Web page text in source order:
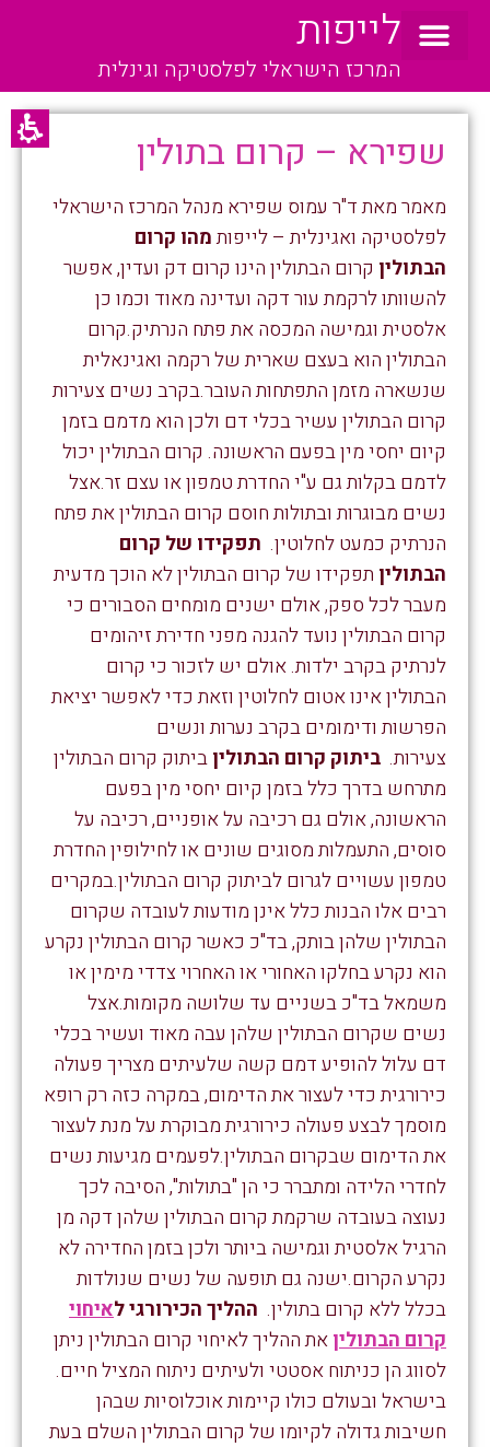
לייפות
המרכז הישראלי לפלסטיקה וגינלית
שפירא – קרום בתולין
מאמר מאת ד"ר עמוס שפירא מנהל המרכז הישראלי
לפלסטיקה ואגינלית – לייפותמהו קרום
הבתולין קרום הבתולין הינו קרום דק ועדין, אפשר
להשוותו לרקמת עור דקה ועדינה מאוד וכמו כן
אלסטית וגמישה המכסה את פתח הנרתיק.קרום
הבתולין הוא בעצם שארית של רקמה ואגינאלית
שנשארה מזמן התפתחות העובר.בקרב נשים צעירות
קרום הבתולין עשיר בכלי דם ולכן הוא מדמם בזמן
קיום יחסי מין בפעם הראשונה. קרום הבתולין יכול
לדמם בקלות גם ע"י החדרת טמפון או עצם זר.אצל
נשים מבוגרות ובתולות חוסם קרום הבתולין את פתח
הנרתיק כמעט לחלוטין. תפקידו של קרום
הבתולין תפקידו של קרום הבתולין לא הוכך מדעית
מעבר לכל ספק, אולם ישנים מומחים הסבורים כי
קרום הבתולין נועד להגנה מפני חדירת זיהומים
לנרתיק בקרב ילדות. אולם יש לזכור כי קרום
הבתולין אינו אטום לחלוטין וזאת כדי לאפשר יציאת
הפרשות ודימומים בקרב נערות ונשים
צעירות. ביתוק קרום הבתוליןביתוק קרום הבתולין
מתרחש בדרך כלל בזמן קיום יחסי מין בפעם
הראשונה, אולם גם רכיבה על אופניים, רכיבה על
סוסים, התעמלות מסוגים שונים או לחילופין החדרת
טמפון עשויים לגרום לביתוק קרום הבתולין.במקרים
רבים אלו הבנות כלל אינן מודעות לעובדה שקרום
הבתולין שלהן בותק, בד"כ כאשר קרום הבתולין נקרע
הוא נקרע בחלקו האחורי או האחרוי צדדי מימין או
משמאל בד"כ בשניים עד שלושה מקומות.אצל
נשים שקרום הבתולין שלהן עבה מאוד ועשיר בכלי
דם עלול להופיע דמם קשה שלעיתים מצריך פעולה
כירורגית כדי לעצור את הדימום, במקרה כזה רק רופא
מוסמך לבצע פעולה כירורגית מבוקרת על מנת לעצור
את הדימום שבקרום הבתולין.לפעמים מגיעות נשים
לחדרי הלידה ומתברר כי הן "בתולות", הסיבה לכך
נעוצה בעובדה שרקמת קרום הבתולין שלהן דקה מן
הרגיל אלסטית וגמישה ביותר ולכן בזמן החדירה לא
נקרע הקרום.ישנה גם תופעה של נשים שנולדות
בכלל ללא קרום בתולין. ההליך הכירורגי לאיחוי
קרום הבתוליןאת ההליך לאיחוי קרום הבתולין ניתן
לסווג הן כניתוח אסטטי ולעיתים ניתוח המציל חיים.
בישראל ובעולם כולו קיימות אוכלוסיות שבהן
חשיבות גדולה לקיומו של קרום הבתולין השלם בעת